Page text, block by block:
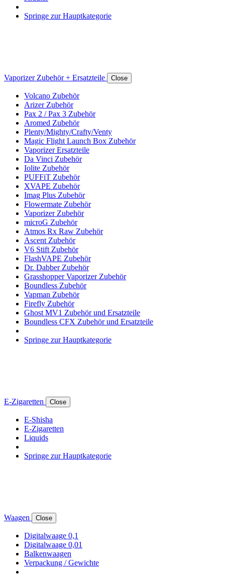
Springe zur Hauptkategorie
Vaporizer Zubehör + Ersatzteile Close
Volcano Zubehör
Arizer Zubehör
Pax 2 / Pax 3 Zubehör
Aromed Zubehör
Plenty/Mighty/Crafty/Venty
Magic Flight Launch Box Zubehör
Vaporizer Ersatzteile
Da Vinci Zubehör
Iolite Zubehör
PUFFiT Zubehör
XVAPE Zubehör
Imag Plus Zubehör
Flowermate Zubehör
Vaporizer Zubehör
microG Zubehör
Atmos Rx Raw Zubehör
Ascent Zubehör
V6 Stift Zubehör
FlashVAPE Zubehör
Dr. Dabber Zubehör
Grasshopper Vaporizer Zubehör
Boundless Zubehör
Vapman Zubehör
Firefly Zubehör
Ghost MV1 Zubehör und Ersatzteile
Boundless CFX Zubehör und Ersatzteile
Springe zur Hauptkategorie
E-Zigaretten Close
E-Shisha
E-Zigaretten
Liquids
Springe zur Hauptkategorie
Waagen Close
Digitalwaage 0,1
Digitalwaage 0,01
Balkenwaagen
Verpackung / Gewichte